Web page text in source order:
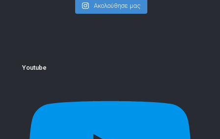
Ακολούθησε μας
Youtube